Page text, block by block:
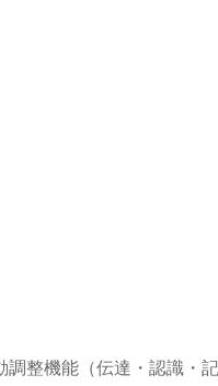
整機能（伝達・認識・